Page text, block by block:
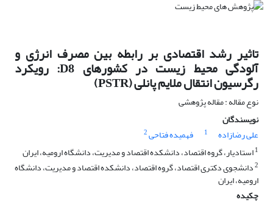
تاثیر رشد اقتصادی بر رابطه بین مصرف انرژی و
آلودگی محیط زیست در کشورهای D8: رویکرد
رگرسیون انتقال ملایم پانلی (PSTR)
نوع مقاله : مقاله پژوهشی
نویسندگان
علی رضازاده
1 فهمیده فتاحی2
1استادیار، گروه اقتصاد، دانشکده اقتصاد و مدیریت، دانشگاه ارومیه، ایران
2دانشجوی دکتری اقتصاد، گروه اقتصاد، دانشکده اقتصاد و مدیریت، دانشگاه
ارومیه، ایران
چکیده